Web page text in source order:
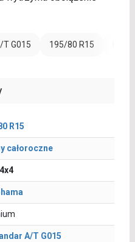
T G015 195/80 R15
R15
całoroczne
4x4
A/T G015